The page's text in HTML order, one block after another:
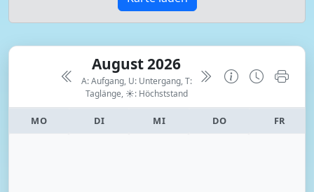
August 2026
A: Aufgang, U: Untergang, T:
Taglänge, ☀: Höchststand
MO DI MI DO FR